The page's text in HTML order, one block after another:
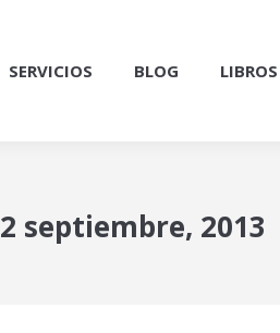
SERVICIOS BLOG LIBROS
2 septiembre, 2013